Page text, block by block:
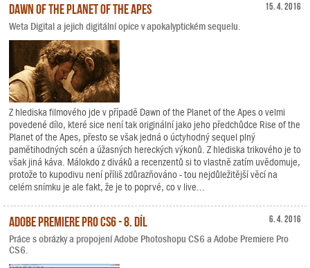
15. 4. 2016
Dawn of the Planet of the Apes
Weta Digital a jejich digitální opice v apokalyptickém sequelu.
Z hlediska filmového jde v případě Dawn of the Planet of the Apes o velmi
povedené dílo, které sice není tak originální jako jeho předchůdce Rise of the
Planet of the Apes, přesto se však jedná o úctyhodný sequel plný
pamětihodných scén a úžasných hereckých výkonů. Z hlediska trikového je to
však jiná káva. Málokdo z diváků a recenzentů si to vlastně zatím uvědomuje,
protože to kupodivu není příliš zdůrazňováno - tou nejdůležitější věcí na
celém snímku je ale fakt, že je to poprvé, co v live...
6. 4. 2016
Adobe Premiere Pro CS6 - 8. díl
Práce s obrázky a propojení Adobe Photoshopu CS6 a Adobe Premiere Pro
CS6.